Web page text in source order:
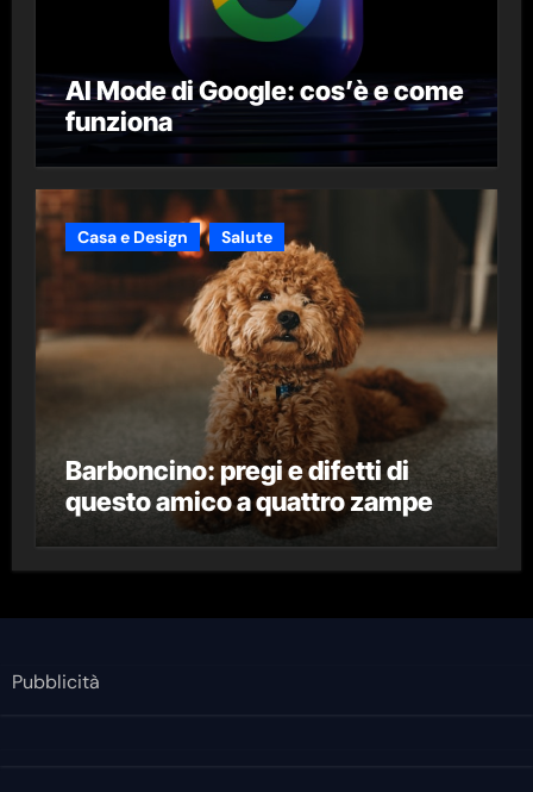
AI Mode di Google: cos’è e come
funziona
Casa e Design Salute
Barboncino: pregi e difetti di
questo amico a quattro zampe
Pubblicità